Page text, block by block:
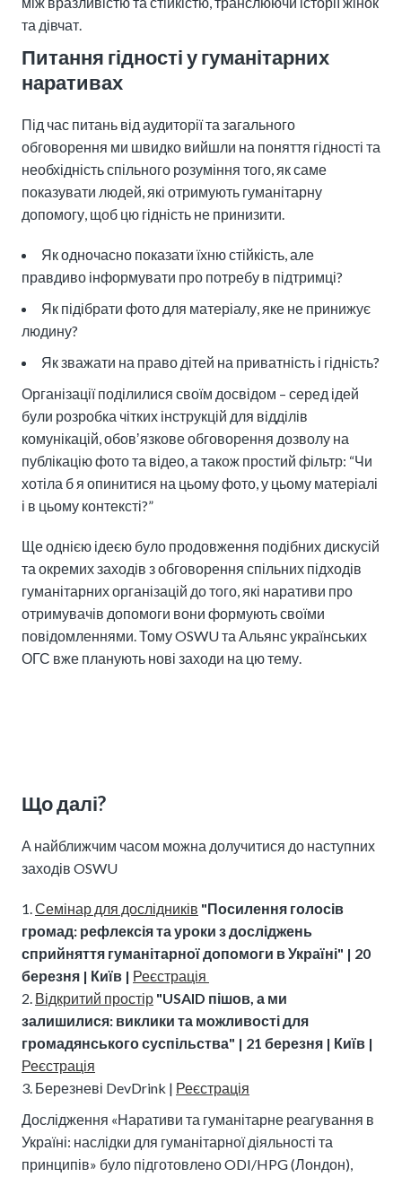
та дівчат.
Питання гідності у гуманітарних
наративах
Під час питань від аудиторії та загального
обговорення ми швидко вийшли на поняття гідності та
необхідність спільного розуміння того, як саме
показувати людей, які отримують гуманітарну
допомогу, щоб цю гідність не принизити.
Як одночасно показати їхню стійкість, але
правдиво інформувати про потребу в підтримці?
Як підібрати фото для матеріалу, яке не принижує
людину?
Як зважати на право дітей на приватність і гідність?
Організації поділилися своїм досвідом – серед ідей
були розробка чітких інструкцій для відділів
комунікацій, обовʼязкове обговорення дозволу на
публікацію фото та відео, а також простий фільтр: “Чи
хотіла б я опинитися на цьому фото, у цьому матеріалі
і в цьому контексті?”
Ще однією ідеєю було продовження подібних дискусій
та окремих заходів з обговорення спільних підходів
гуманітарних організацій до того, які наративи про
отримувачів допомоги вони формують своїми
повідомленнями. Тому OSWU та Альянс українських
ОГС вже планують нові заходи на цю тему.
Що далі?
А найближчим часом можна долучитися до наступних
заходів OSWU
Семінар для дослідників "Посилення голосів
громад: рефлексія та уроки з досліджень
сприйняття гуманітарної допомоги в Україні" | 20
березня | Київ | Реєстрація
Відкритий простір "USAID пішов, а ми
залишилися: виклики та можливості для
громадянського суспільства" | 21 березня | Київ |
Реєстрація
Березневі DevDrink | Реєстрація
Дослідження «Наративи та гуманітарне реагування в
Україні: наслідки для гуманітарної діяльності та
принципів» було підготовлено ODI/HPG (Лондон),